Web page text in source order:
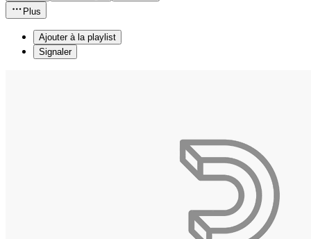
Plus
Ajouter à la playlist
Signaler